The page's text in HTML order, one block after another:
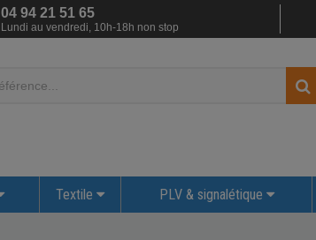
04 94 21 51 65
Lundi au vendredi, 10h-18h non stop
Textile PLV & signalétique